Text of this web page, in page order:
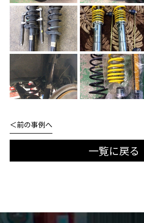
前の事例へ
一覧に戻る